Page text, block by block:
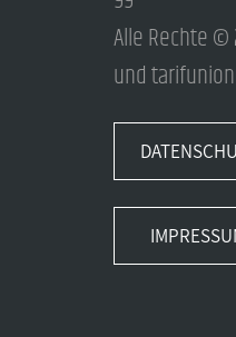
Alle Rechte
und